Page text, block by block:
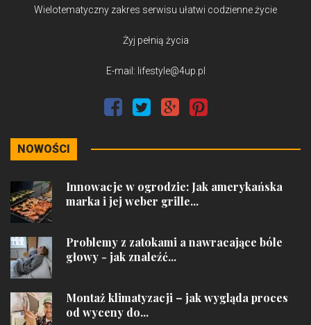
Wielotematyczny zakres serwisu ułatwi codzienne życie
Żyj pełnią życia
E-mail: lifestyle@4up.pl
NOWOŚCI
Innowacje w ogrodzie: Jak amerykańska
marka i jej weber grille...
Problemy z zatokami a nawracające bóle
głowy - jak znaleźć...
Montaż klimatyzacji – jak wygląda proces
od wyceny do...